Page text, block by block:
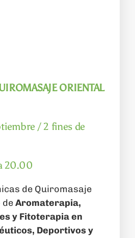
ORIENTAL
/ 2 fines de
20.00
de Quiromasaje
deAromaterapia,
y Fitoterapia en
Deportivos y